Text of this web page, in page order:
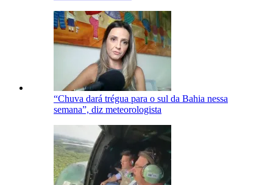
“Chuva dará trégua para o sul da Bahia nessa
semana”, diz meteorologista